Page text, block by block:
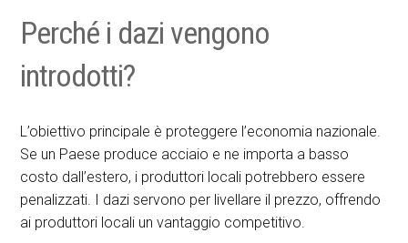
Perché i dazi vengono
introdotti?
L’obiettivo principale è proteggere l’economia nazionale.
Se un Paese produce acciaio e ne importa a basso
costo dall’estero, i produttori locali potrebbero essere
penalizzati. I dazi servono per livellare il prezzo, offrendo
ai produttori locali un vantaggio competitivo.